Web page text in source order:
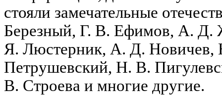
стояли замечательные
Березный, Г. В. Ефимов, А. Д.
Я. Люстерник, А. Д. Новичев,
Петрушевский, Н. В.
В. Строева и многие другие.